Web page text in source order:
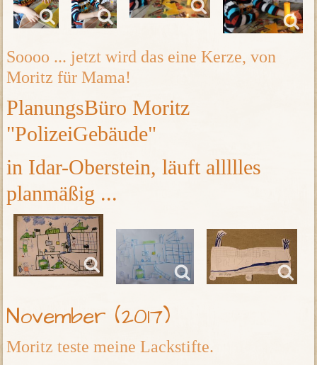
Soooo ... jetzt wird das eine Kerze, von
Moritz für Mama!
PlanungsBüro Moritz
"PolizeiGebäude"
in Idar-Oberstein, läuft allllles
planmäßig ...
November (2017)
Moritz teste meine Lackstifte.